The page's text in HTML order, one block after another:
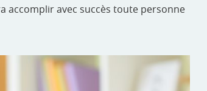
accomplir avec succès toute personne